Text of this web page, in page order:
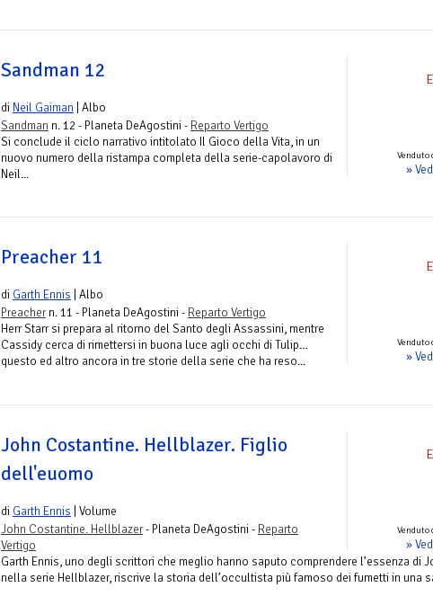
Venduto
»
Sandman 12
di Neil Gaiman | Albo
Sandman n. 12 - Planeta DeAgostini - Reparto Vertigo
Si conclude il ciclo narrativo intitolato Il Gioco della Vita, in un
nuovo numero della ristampa completa della serie-capolavoro di
Neil...
Venduto
»
Preacher 11
di Garth Ennis | Albo
Preachern. 11 - Planeta DeAgostini - Reparto Vertigo
Herr Starr si prepara al ritorno del Santo degli Assassini, mentre
Cassidy cerca di rimettersi in buona luce agli occhi di Tulip…
questo ed altro ancora in tre storie della serie che ha reso...
Venduto
»
John Costantine. Hellblazer. Figlio
dell'euomo
di Garth Ennis | Volume
John Costantine. Hellblazer- Planeta DeAgostini - Reparto
Vertigo
Garth Ennis, uno degli scrittori che meglio hanno saputo comprendere l’essenza di
nella serie Hellblazer, riscrive la storia dell’occultista più famoso dei fumetti in una